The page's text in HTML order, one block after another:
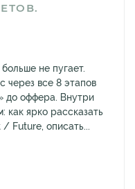
не пугает.
через все 8 этапов
до оффера. Внутри
как ярко рассказать
Future, описать...